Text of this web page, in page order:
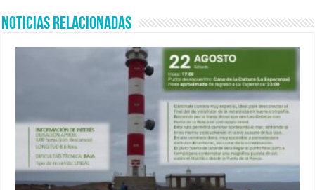
Noticias Relacionadas